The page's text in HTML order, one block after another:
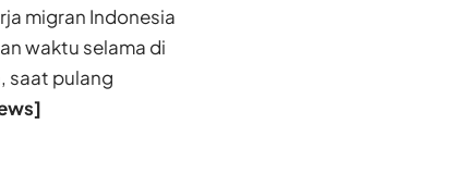
migran Indonesia
waktu selama di
saat pulang